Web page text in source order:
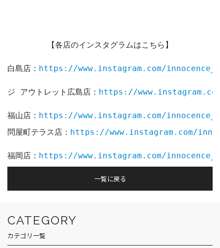
【各店のインスタグラムはこちら】
白島店： https://www.instagram.com/
ジ アウトレット広島店： https://
福山店： https://www.instagram.com/
問屋町テラス店： https://www.instagram.com/
福岡店： https://www.instagram.com/
一覧に戻る
CATEGORY
カテゴリ一覧